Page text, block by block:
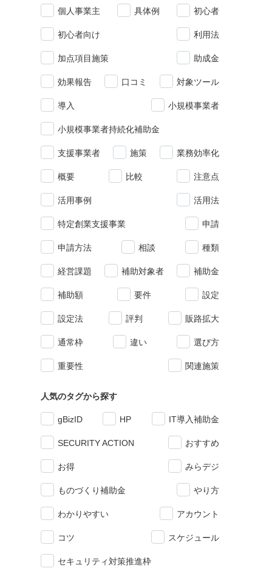
個人事業主 具体例 初心者
初心者向け 利用法
加点項目施策 助成金
効果報告 口コミ 対象ツール
導入 小規模事業者
小規模事業者持続化補助金
支援事業者 施策 業務効率化
概要 比較 注意点
活用事例 活用法
特定創業支援事業 申請
申請方法 相談 種類
経営課題 補助対象者 補助金
補助額 要件 設定
設定法 評判 販路拡大
通常枠 違い 選び方
重要性 関連施策
人気のタグから探す
gBizID HP IT導入補助金
SECURITY ACTION おすすめ
お得 みらデジ
ものづくり補助金 やり方
わかりやすい アカウント
コツ スケジュール
セキュリティ対策推進枠